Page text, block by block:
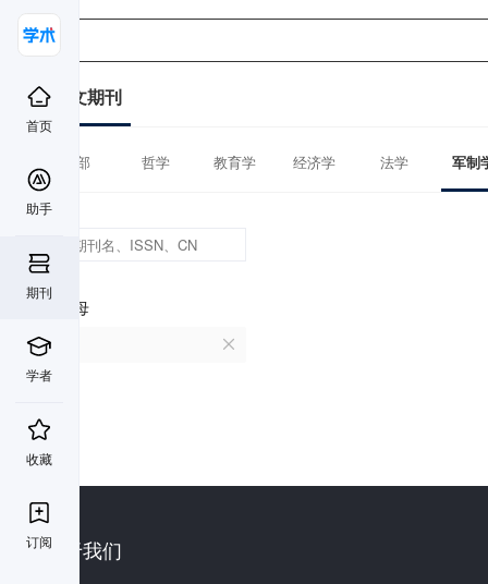
首页
助手
期刊
学者
收藏
订阅
中文期刊
全部 哲学 教育学 经济学 法学 军制
首字母
X
关于我们